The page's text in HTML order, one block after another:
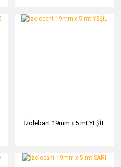
İzolebant 19mm x 5 mt YEŞİL